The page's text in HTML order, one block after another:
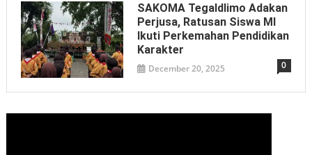
SAKOMA Tegaldlimo Adakan
Perjusa, Ratusan Siswa MI
Ikuti Perkemahan Pendidikan
Karakter
December 20, 2025 0